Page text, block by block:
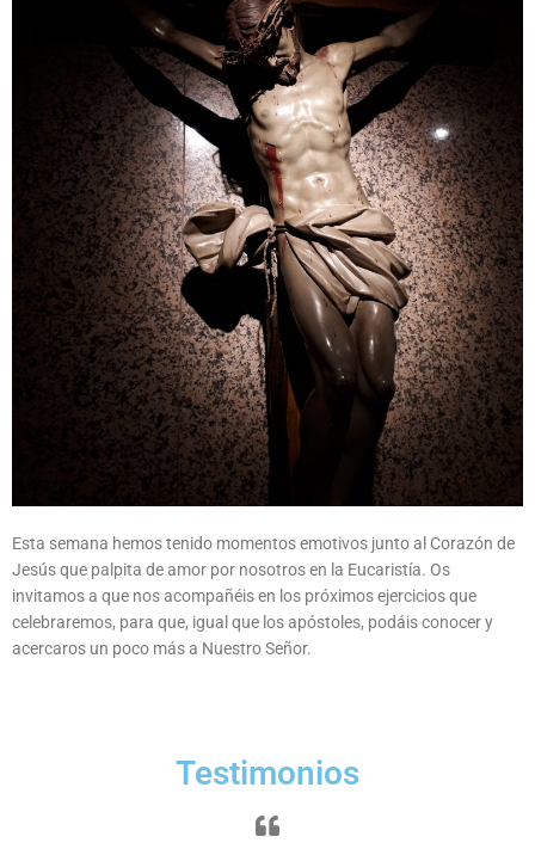
Esta semana hemos tenido momentos emotivos junto al Corazón de
Jesús que palpita de amor por nosotros en la Eucaristía. Os
invitamos a que nos acompañéis en los próximos ejercicios que
celebraremos, para que, igual que los apóstoles, podáis conocer y
acercaros un poco más a Nuestro Señor.
Testimonios